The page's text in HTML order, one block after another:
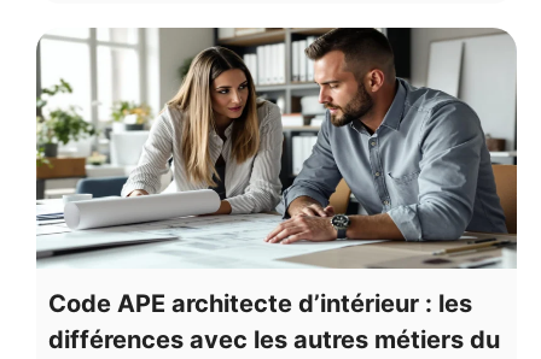
Code APE architecte d’intérieur : les
différences avec les autres métiers du